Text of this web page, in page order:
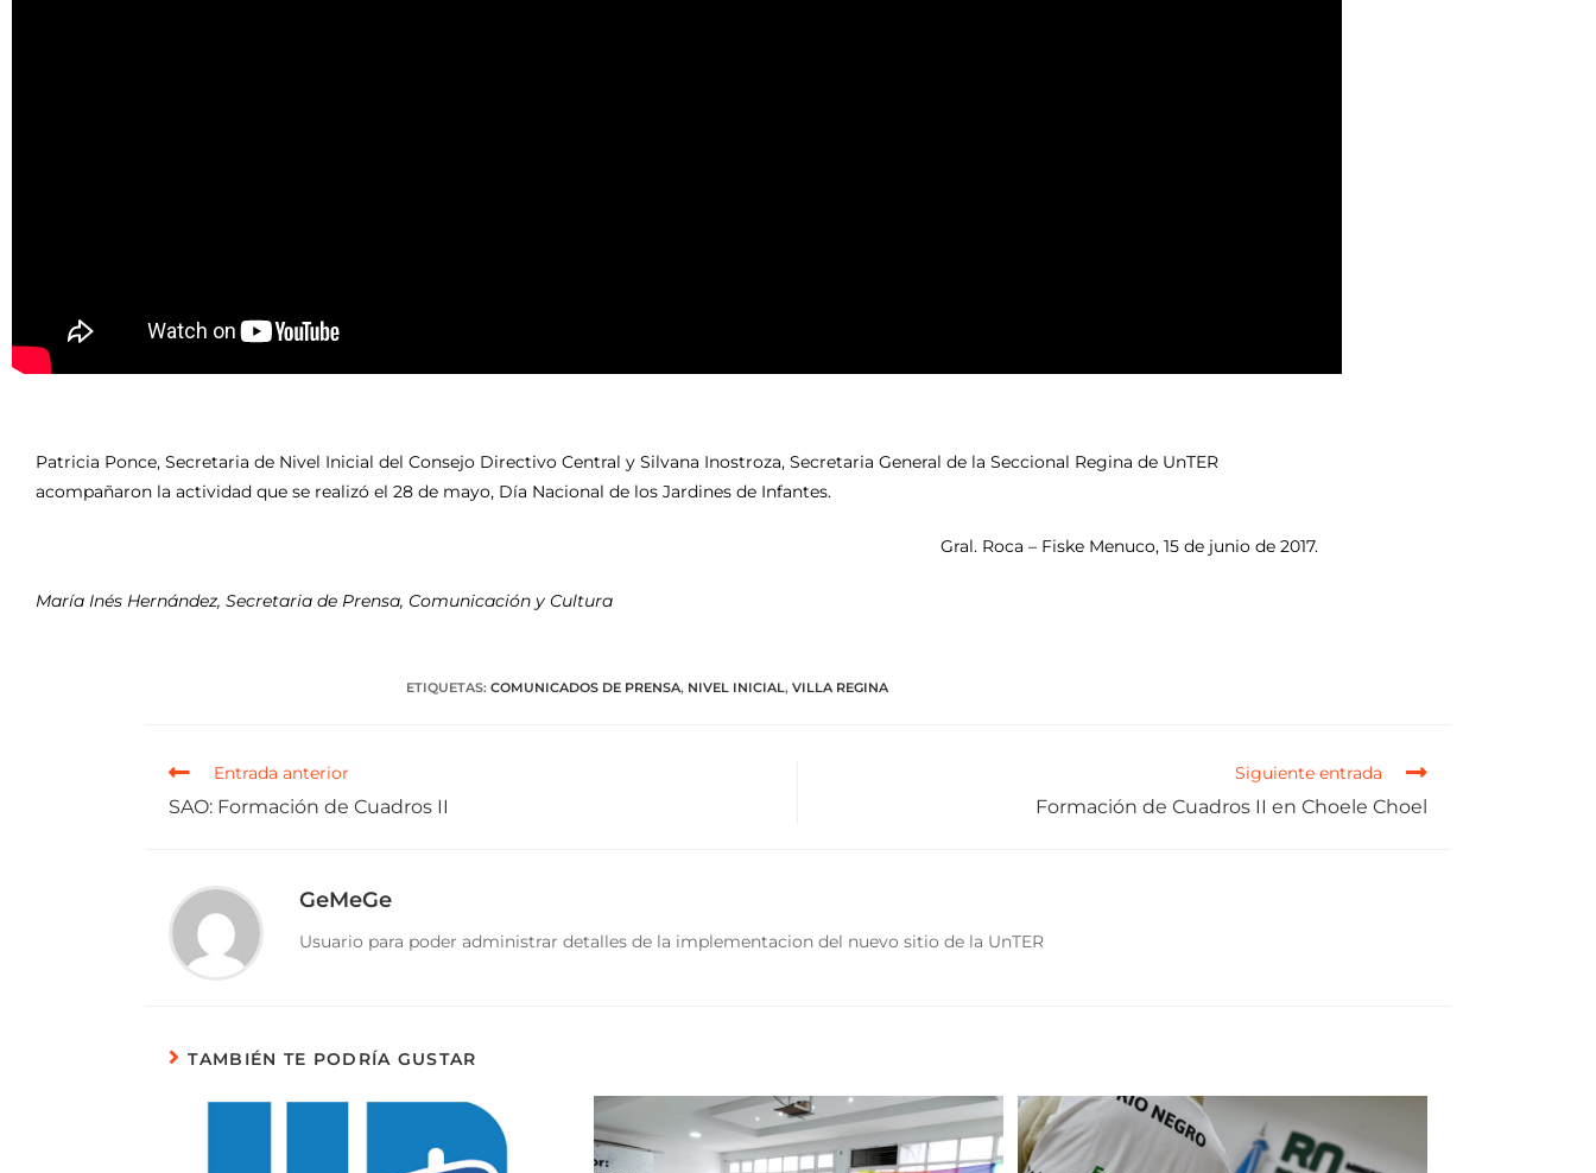
Patricia Ponce, Secretaria de Nivel Inicial del Consejo Directivo Central y Silvana Inostroza, Secretaria General de la Seccional Regina de UnTER
acompañaron la actividad que se realizó el 28 de mayo, Día Nacional de los Jardines de Infantes.
Gral. Roca – Fiske Menuco, 15 de junio de 2017.
María Inés Hernández, Secretaria de Prensa, Comunicación y Cultura
ETIQUETAS: COMUNICADOS DE PRENSA, NIVEL INICIAL, VILLA REGINA
Entrada anterior
SAO: Formación de Cuadros II
Siguiente entrada
Formación de Cuadros II en Choele Choel
GeMeGe
Usuario para poder administrar detalles de la implementacion del nuevo sitio de la UnTER
TAMBIÉN TE PODRÍA GUSTAR